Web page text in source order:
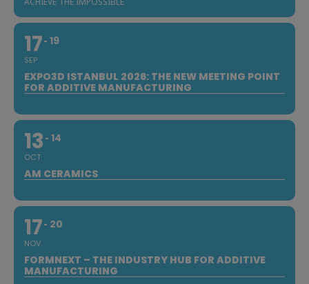
17
SEP
19
EXPO3D ISTANBUL 2026: THE NEW MEETING POINT
FOR ADDITIVE MANUFACTURING
13
OCT
14
AM CERAMICS
17
NOV
20
FORMNEXT – THE INDUSTRY HUB FOR ADDITIVE
MANUFACTURING